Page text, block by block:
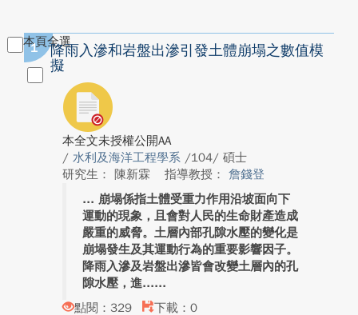
本頁全選
1
降雨入滲和岩盤出滲引發土體崩塌之數值模
擬
本全文未授權公開AA
/ 水利及海洋工程學系 /104/ 碩士
研究生： 陳新霖
指導教授： 詹錢登
崩塌係指土體受重力作用沿坡面向下
運動的現象，且會對人民的生命財產造成
嚴重的威脅。土層內部孔隙水壓的變化是
崩塌發生及其運動行為的重要影響因子。
降雨入滲及岩盤出滲皆會改變土層內的孔
隙水壓，進...
點閱：329
下載：0